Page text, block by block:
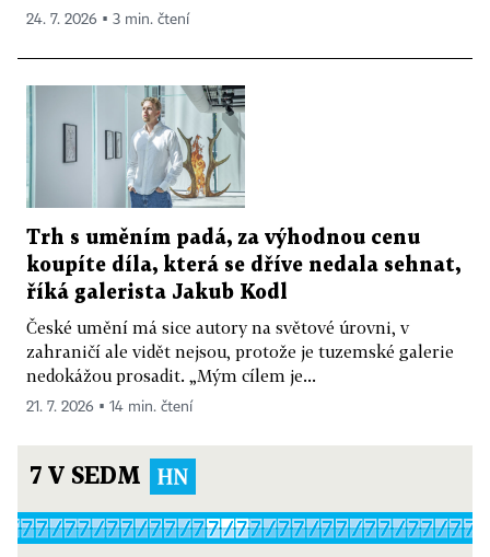
24. 7. 2026 ▪ 3 min. čtení
Trh s uměním padá, za výhodnou cenu
koupíte díla, která se dříve nedala sehnat,
říká galerista Jakub Kodl
České umění má sice autory na světové úrovni, v
zahraničí ale vidět nejsou, protože je tuzemské galerie
nedokážou prosadit. „Mým cílem je...
21. 7. 2026 ▪ 14 min. čtení
7 V SEDM